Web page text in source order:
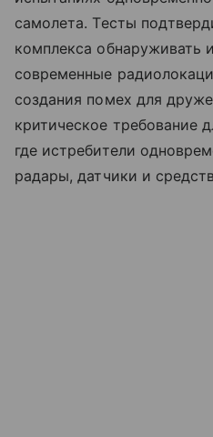
самолета. Тесты
комплекса обнаруживать
современные
создания помех для
критическое требование
где истребители
радары, датчики и